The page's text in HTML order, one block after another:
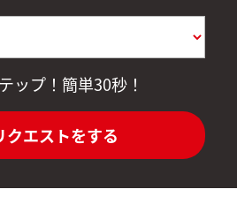
ップ！簡単30秒！
クエストをする